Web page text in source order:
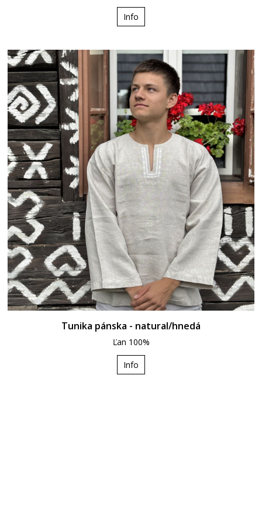
Info
Tunika pánska - natural/hnedá
Ľan 100%
Info